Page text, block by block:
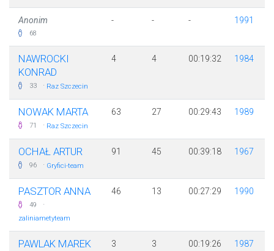
Anonim
68
- - - 1991
NAWROCKI
KONRAD
33 · Raz Szczecin
4 4 00:19:32 1984
NOWAK MARTA
71 · Raz Szczecin
63 27 00:29:43 1989
OCHAŁ ARTUR
96 · Gryfici-team
91 45 00:39:18 1967
PASZTOR ANNA
49 ·
zaliniametyteam
46 13 00:27:29 1990
PAWLAK MAREK 3 3 00:19:26 1987